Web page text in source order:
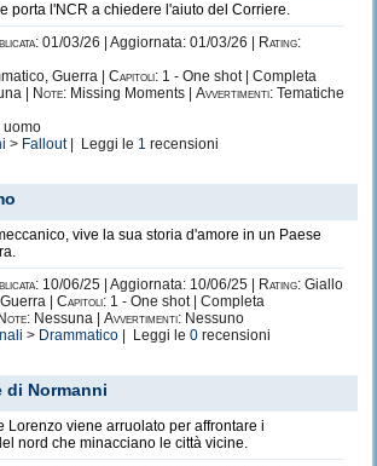
porta l'NCR a chiedere l'aiuto del Corriere.
01/03/26 | Aggiornata: 01/03/26 |
Rating:
Guerra | Capitoli: 1 - One shot | Completa
|
Note: Missing Moments | Avvertimenti: Tematiche
uomo
> Fallout| Leggi le 1 recensioni
vive la sua storia d'amore in un Paese
10/06/25 | Aggiornata: 10/06/25 | Rating: Giallo
| Capitoli: 1 - One shot | Completa
Note: Nessuna | Avvertimenti: Nessuno
> Drammatico | Leggi le 0 recensioni
di Normanni
Lorenzo viene arruolato per affrontare i
nord che minacciano le città vicine.